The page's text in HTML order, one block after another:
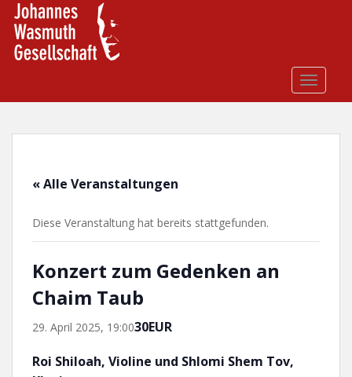
o
« Alle Veranstaltungen
Diese Veranstaltung hat bereits stattgefunden.
Konzert zum Gedenken an
Chaim Taub
29. April 2025, 19:0030EUR
Roi Shiloah, Violine und Shlomi Shem Tov,